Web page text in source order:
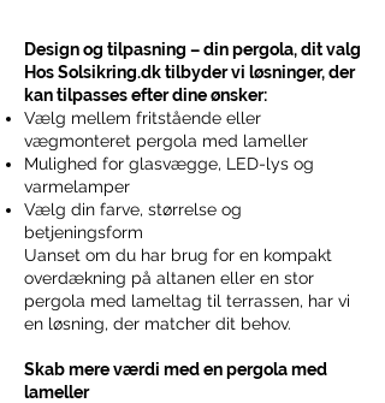
Design og tilpasning – din pergola, dit valg
Hos Solsikring.dk tilbyder vi løsninger, der
kan tilpasses efter dine ønsker:
Vælg mellem fritstående eller
vægmonteret pergola med lameller
Mulighed for glasvægge, LED-lys og
varmelamper
Vælg din farve, størrelse og
betjeningsform
Uanset om du har brug for en kompakt
overdækning på altanen eller en stor
pergola med lameltag til terrassen, har vi
en løsning, der matcher dit behov.
Skab mere værdi med en pergola med
lameller